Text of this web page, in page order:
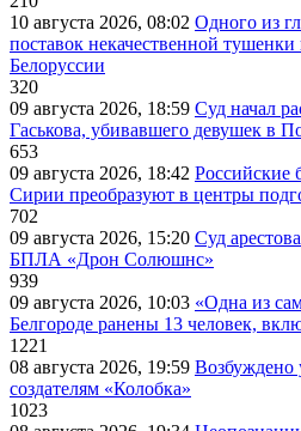
10 августа 2026, 08:02 Одного из
поставок некачественной
Белоруссии
320
09 августа 2026, 18:59 Суд начал
Гаськова, убивавшего девушек в
653
09 августа 2026, 18:42 Российские
Сирии преобразуют в центры
702
09 августа 2026, 15:20 Суд
БПЛА «Дрон Солюшнс»
939
09 августа 2026, 10:03 «Одна из
Белгороде ранены 13 человек,
1221
08 августа 2026, 19:59 Возбуждено
создателям «Колобка»
1023